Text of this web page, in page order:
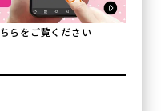
らをご覧ください